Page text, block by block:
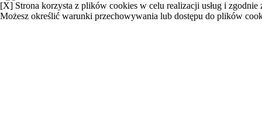
[X] Strona korzysta z plików cookies w celu realizacji usług i zgodnie
Możesz określić warunki przechowywania lub dostępu do plików